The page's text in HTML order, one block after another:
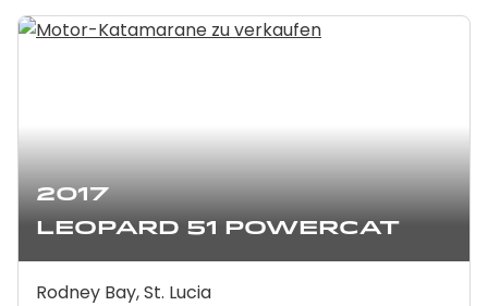
2017
Leopard 51 Powercat
Rodney Bay, St. Lucia